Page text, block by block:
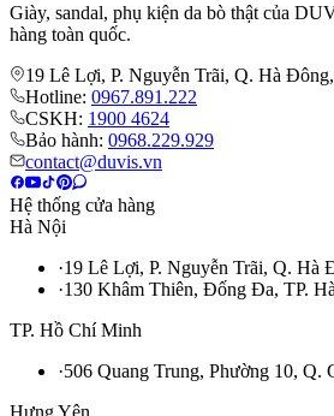
Giày, sandal, phụ kiện da bò thật của
hàng toàn quốc.
19 Lê Lợi, P. Nguyễn Trãi, Q. Hà
Hotline: 0967.891.222
CSKH: 1900 4624
Bảo hành: 0968.229.929
contact@duvis.vn
Hệ thống cửa hàng
Hà Nội
·19 Lê Lợi, P. Nguyễn Trãi, Q. Hà
·130 Khâm Thiên, Đống Đa, TP.
TP. Hồ Chí Minh
·506 Quang Trung, Phường 10, Q.
Hưng Yên